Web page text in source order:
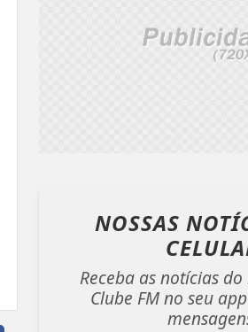
NOSSAS
Receba as notícias
Clube FM no seu